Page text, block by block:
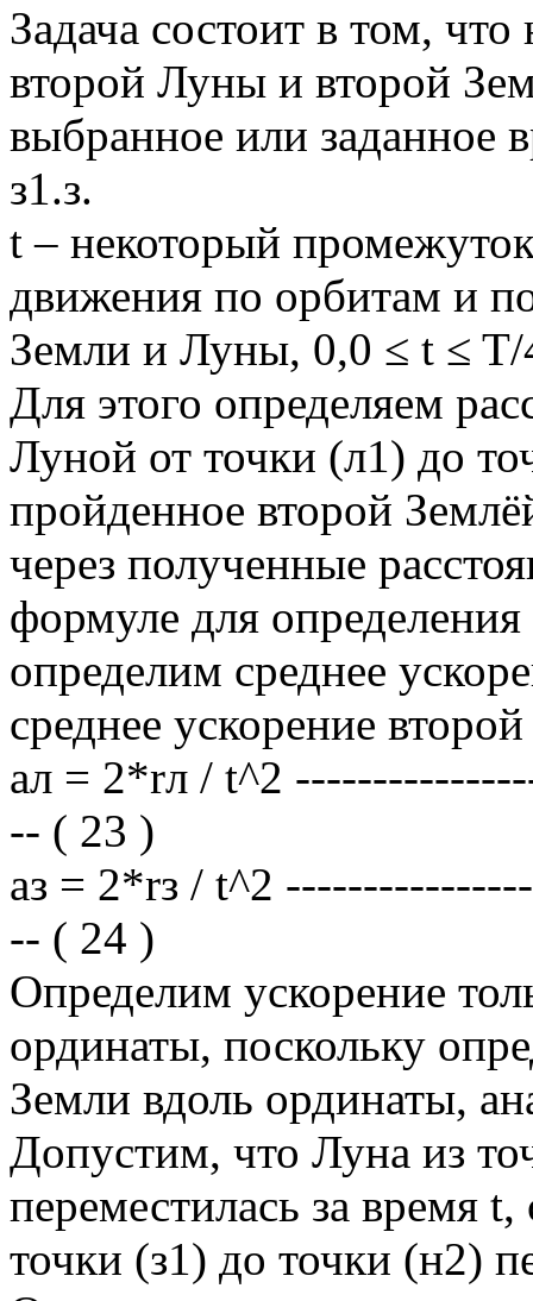
Задача состоит в том,
второй Луны и второй
выбранное или заданное
з1.з.
t – некоторый
движения по орбитам и
Земли и Луны, 0,0 ≤ t ≤ T/
Для этого определяем
Луной от точки (л1) до
пройденное второй
через полученные
формуле для
определим среднее
среднее ускорение
aл = 2*rл / t^2
-- ( 23 )
aз = 2*rз / t^2
-- ( 24 )
Определим ускорение
ординаты, поскольку
Земли вдоль ординаты,
Допустим, что Луна из
переместилась за время
точки (з1) до точки (н2)